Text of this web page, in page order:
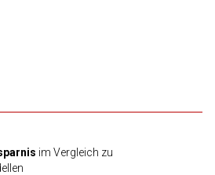
im Vergleich zu